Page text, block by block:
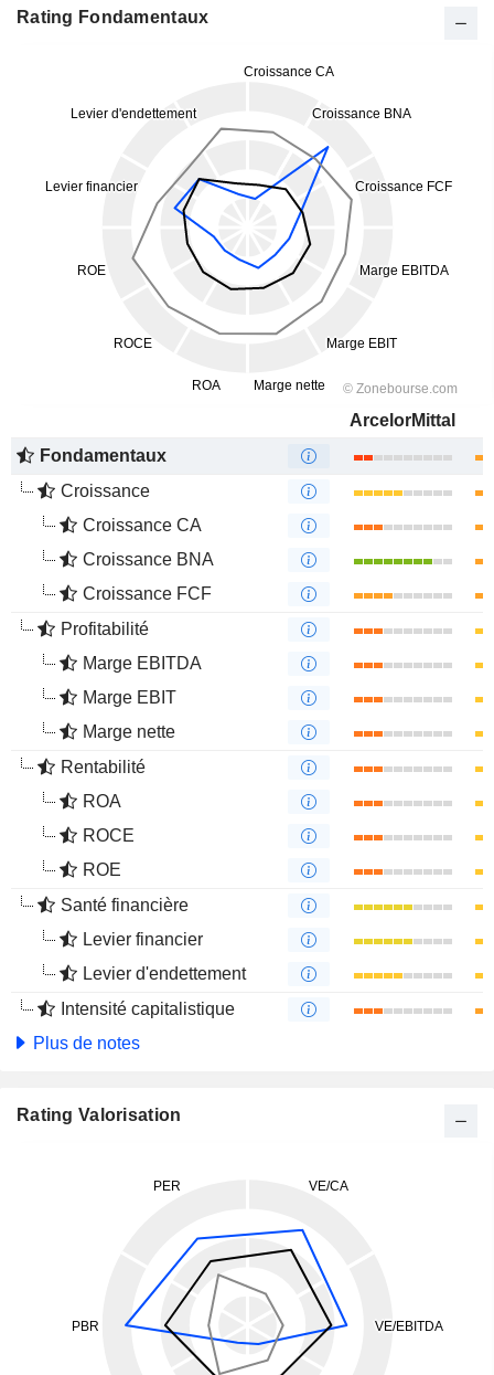
Rating Fondamentaux
ArcelorMittal
Fondamentaux
Croissance
Croissance CA
Croissance BNA
Croissance FCF
Profitabilité
Marge EBITDA
Marge EBIT
Marge nette
Rentabilité
ROA
ROCE
ROE
Santé financière
Levier financier
Levier d'endettement
Intensité capitalistique
Plus de notes
Rating Valorisation